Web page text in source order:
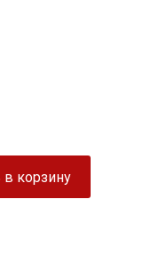
корзину